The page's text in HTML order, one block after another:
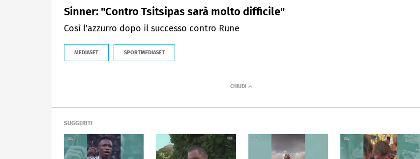
Sinner: "Contro Tsitsipas sarà molto difficile"
Così l'azzurro dopo il successo contro Rune
MEDIASET SPORTMEDIASET
SUGGERITI